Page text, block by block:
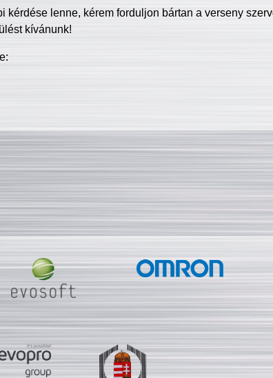
kérdése lenne, kérem forduljon bártan a verseny
kívánunk!